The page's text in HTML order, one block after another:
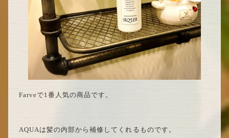
Farveで1番人気の商品です。
AQUAは髪の内部から補修してくれるものです。